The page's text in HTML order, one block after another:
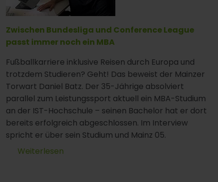
Zwischen Bundesliga und Conference League
passt immer noch ein MBA
Fußballkarriere inklusive Reisen durch Europa und
trotzdem Studieren? Geht! Das beweist der Mainzer
Torwart Daniel Batz. Der 35-Jährige absolviert
parallel zum Leistungssport aktuell ein MBA-Studium
an der IST-Hochschule – seinen Bachelor hat er dort
bereits erfolgreich abgeschlossen. Im Interview
spricht er über sein Studium und Mainz 05.
Weiterlesen